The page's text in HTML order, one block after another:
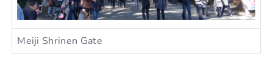
Meiji Shrinen Gate